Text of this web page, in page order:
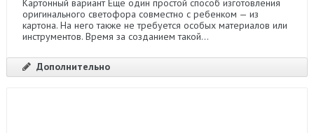
оригинального светофора совместно с ребенком — из
картона. На него также не требуется особых материалов или
инструментов. Время за созданием такой...
Дополнительно